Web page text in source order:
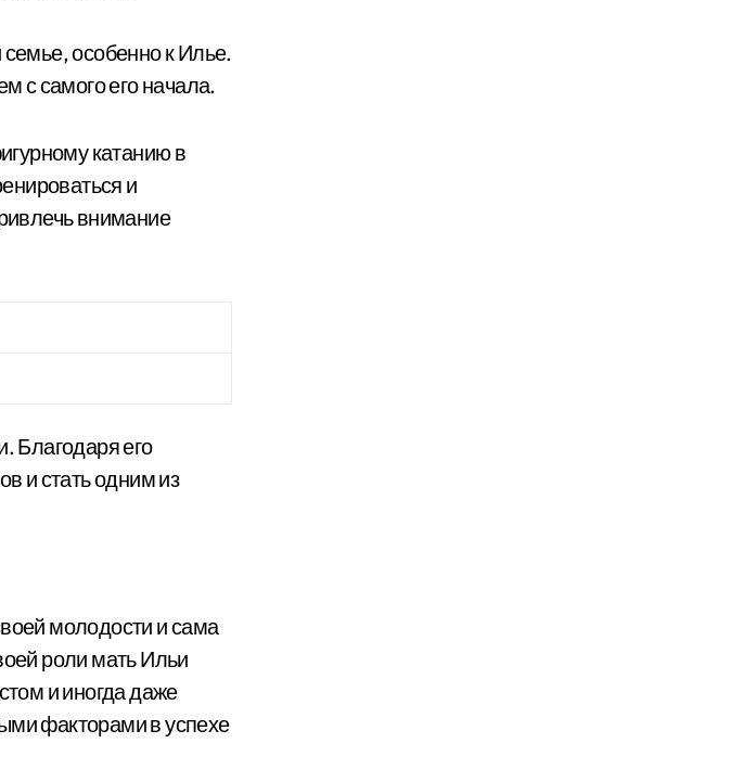
особенно к Илье.
с самого его начала.
катанию в
и
внимание
Благодаря его
и стать одним из
молодости и сама
роли мать Ильи
и иногда даже
факторами в успехе